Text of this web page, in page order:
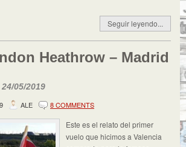
Seguir leyendo...
Heathrow – Madrid
05/2019
ALE 8 COMMENTS
Este es el relato del primer
vuelo que hicimos a Valencia